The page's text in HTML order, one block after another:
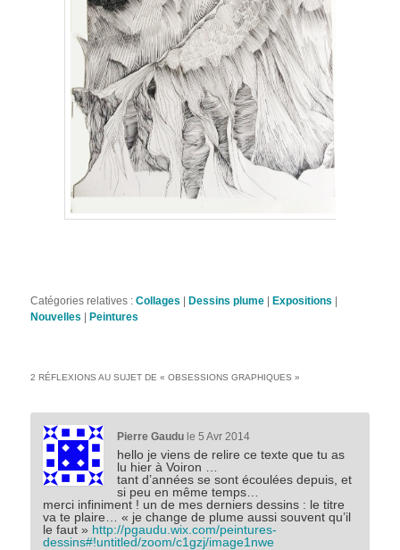
Catégories relatives :Collages Dessins plume Expositions
Nouvelles
Peintures
2 RÉFLEXIONS AU SUJET DE «OBSESSIONS GRAPHIQUES »
Pierre Gaudu le 5 Avr 2014
hello je viens de relire ce texte que tu as
lu hier à Voiron …
tant d’années se sont écoulées depuis, et
si peu en même temps…
merci infiniment ! un de mes derniers dessins : le titre
va te plaire… « je change de plume aussi souvent qu’il
le faut » http://pgaudu.wix.com/peintures-
dessins#!untitled/zoom/c1gzj/image1nwe